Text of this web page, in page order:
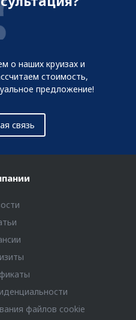
о наших круизах и
стоимость,
предложение!
связь
файлов cookie